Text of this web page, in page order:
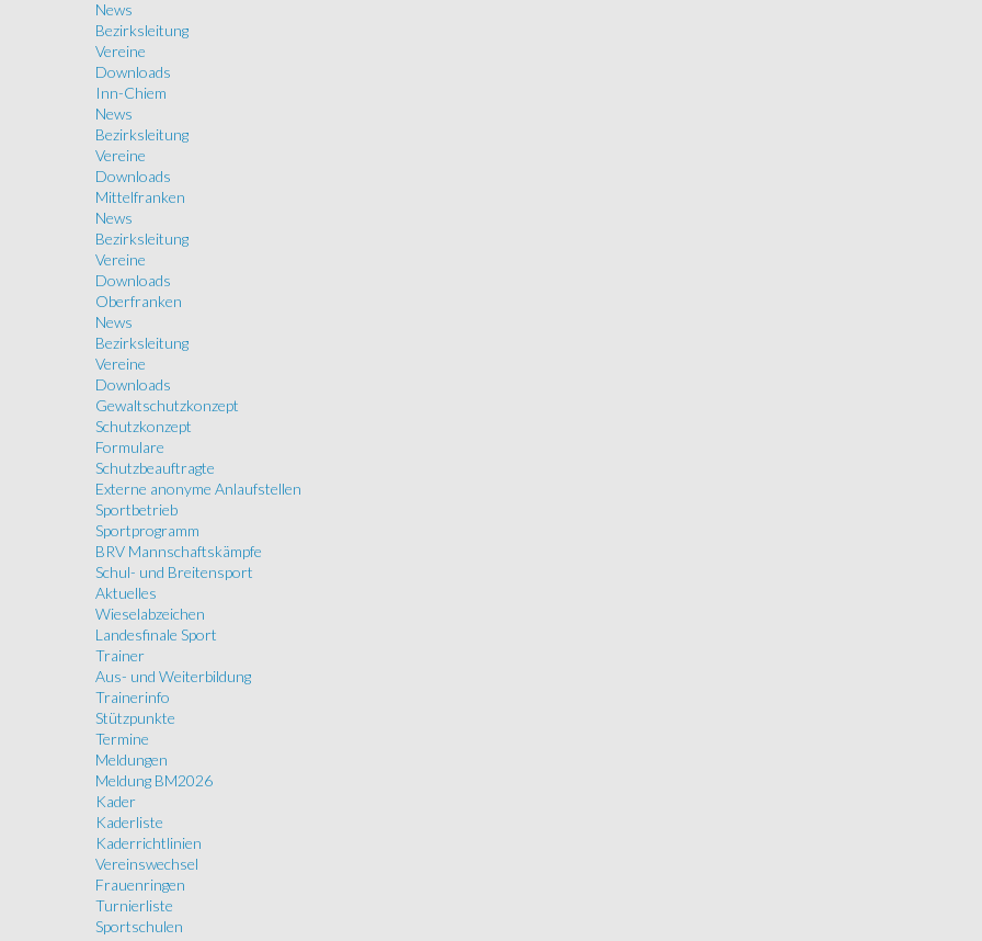
News
Bezirksleitung
Vereine
Downloads
Inn-Chiem
News
Bezirksleitung
Vereine
Downloads
Mittelfranken
News
Bezirksleitung
Vereine
Downloads
Oberfranken
News
Bezirksleitung
Vereine
Downloads
Gewaltschutzkonzept
Schutzkonzept
Formulare
Schutzbeauftragte
Externe anonyme Anlaufstellen
Sportbetrieb
Sportprogramm
BRV Mannschaftskämpfe
Schul- und Breitensport
Aktuelles
Wieselabzeichen
Landesfinale Sport
Trainer
Aus- und Weiterbildung
Trainerinfo
Stützpunkte
Termine
Meldungen
Meldung BM2026
Kader
Kaderliste
Kaderrichtlinien
Vereinswechsel
Frauenringen
Turnierliste
Sportschulen